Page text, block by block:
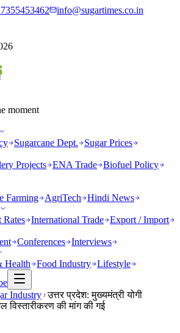
info@sugartimes.co.in
moment
Sugarcane Dept.
Sugar Prices
Projects ENA Trade Biofuel Policy
Farming AgriTech
Hindi News
Rates International Trade Export / Import
Conferences Interviews
Health Food Industry Lifestyle
Industry उत्तर प्रदेश: मुख्यमंत्री योगी
विस्तारीकरण की मांग की गई